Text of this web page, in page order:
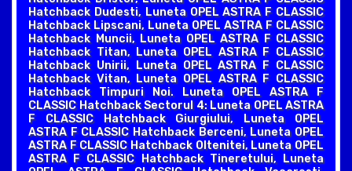
Hatchback Dudesti, Luneta OPEL ASTRA F CLASSIC
Hatchback Lipscani, Luneta OPEL ASTRA F CLASSIC
Hatchback Muncii, Luneta OPEL ASTRA F CLASSIC
Hatchback Titan, Luneta OPEL ASTRA F CLASSIC
Hatchback Unirii, Luneta OPEL ASTRA F CLASSIC
Hatchback Vitan, Luneta OPEL ASTRA F CLASSIC
Hatchback Timpuri Noi. Luneta OPEL ASTRA F
CLASSIC Hatchback Sectorul 4: Luneta OPEL ASTRA
F CLASSIC Hatchback Giurgiului, Luneta OPEL
ASTRA F CLASSIC Hatchback Berceni, Luneta OPEL
ASTRA F CLASSIC Hatchback Oltenitei, Luneta OPEL
ASTRA F CLASSIC Hatchback Tineretului, Luneta